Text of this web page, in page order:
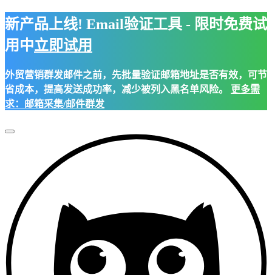
新产品上线! Email验证工具 - 限时免费试
用中立即试用
外贸营销群发邮件之前，先批量验证邮箱地址是否有效，可节
省成本，提高发送成功率，减少被列入黑名单风险。
更多需
求：邮箱采集/邮件群发
Toggle